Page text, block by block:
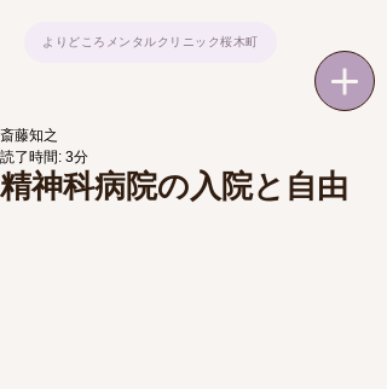
よりどころメンタルクリニック桜木町
精神科病院の入院と自由
斎藤知之
読了時間: 3分